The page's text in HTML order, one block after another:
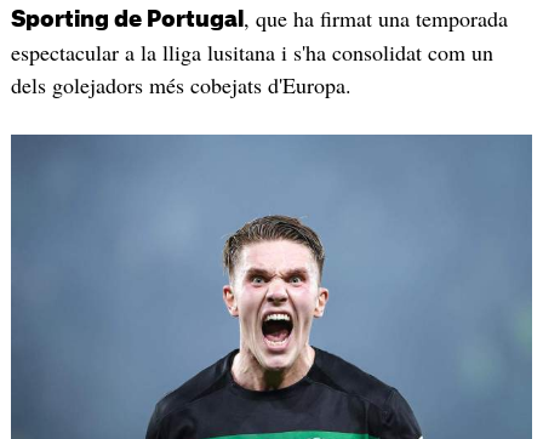
Sporting de Portugal , que ha firmat una temporada
espectacular a la lliga lusitana i s'ha consolidat com un
dels golejadors més cobejats d'Europa.